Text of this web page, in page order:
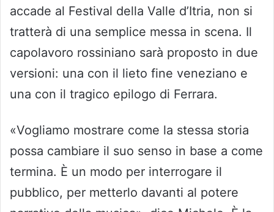
accade al Festival della Valle d’Itria, non si
tratterà di una semplice messa in scena. Il
capolavoro rossiniano sarà proposto in due
versioni: una con il lieto fine veneziano e
una con il tragico epilogo di Ferrara.
«Vogliamo mostrare come la stessa storia
possa cambiare il suo senso in base a come
termina. È un modo per interrogare il
pubblico, per metterlo davanti al potere